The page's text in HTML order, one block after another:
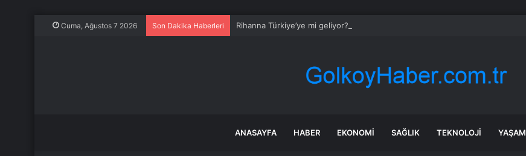
Cuma, Ağustos 7 2026 Son Dakika Haberleri Rihanna Türkiye’ye mi geliyor? Rihanna Ankara Havalimanı’nı neden takip etti?
ANASAYFA HABER EKONOMI SAĞLIK TEKNOLOJI YAŞAM